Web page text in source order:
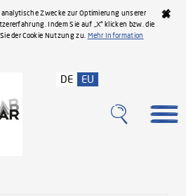
Zwecke zur Optimierung unserer
Indem Sie auf „X“ klicken bzw. die
der Cookie Nutzung zu. Mehr Information
DE EU